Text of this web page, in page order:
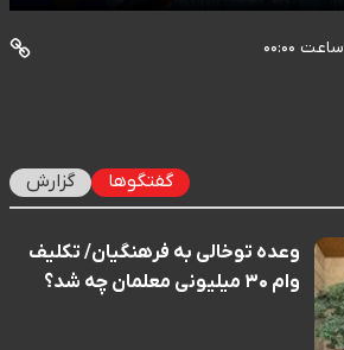
ساعت ۰۰:۰۰
گفتگوها گزارش
وعده توخالی به فرهنگیان/ تکلیف
وام ۳۰ میلیونی معلمان چه شد؟